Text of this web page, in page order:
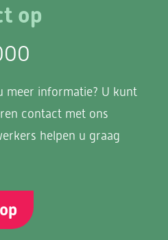
op
meer informatie? U kunt
contact met ons
helpen u graag